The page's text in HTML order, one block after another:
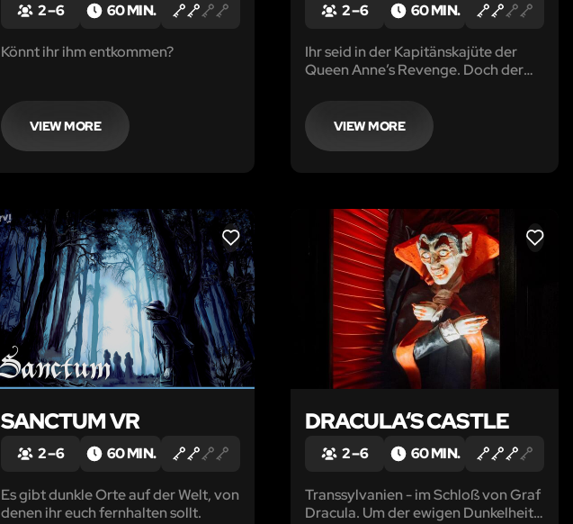
2 – 6 60 MIN.
Könnt ihr ihm entkommen?
VIEW MORE
2 – 6 60 MIN.
Ihr seid in der Kapitänskajüte der
Queen Anne’s Revenge. Doch der
bereits unterwegs zu seinem Schiff.
Schafft ihr es noch, zu entkommen?
VIEW MORE
LIKE
SANCTUM VR
2 – 6 60 MIN.
Es gibt dunkle Orte auf der Welt, von
denen ihr euch fernhalten sollt.
LIKE
DRACULA‘S CASTLE
2 – 6 60 MIN.
Transsylvanien - im Schloß von Graf
Dracula. Um der ewigen Dunkelheit